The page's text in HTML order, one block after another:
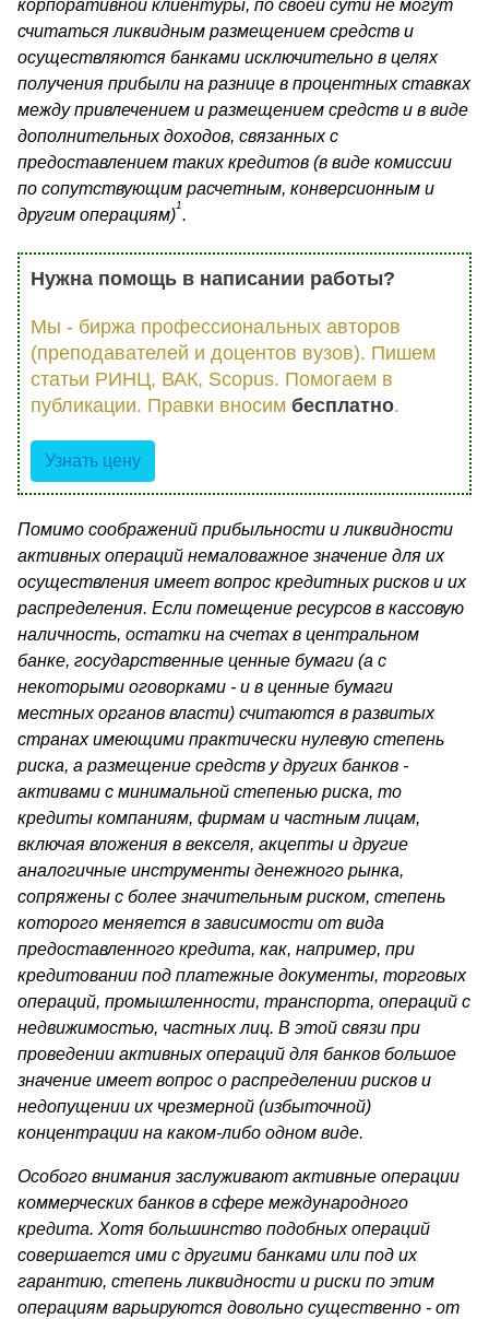
корпоративной клиен­туры, по своей сути не могут
считаться ликвидным размещением средств и
осуществляются банками исключительно в целях
получе­ния прибыли на разнице в процентных ставках
между привлечением и размещением средств и в виде
дополнительных доходов, связанных с
предоставлением таких кредитов (в виде комиссии
по сопут­ствующим расчетным, конверсионным и
другим операциям)
1
.
Нужна помощь в написании работы?
Мы - биржа профессиональных авторов
(преподавателей и доцентов вузов). Пишем
статьи РИНЦ, ВАК, Scopus. Помогаем в
публикации. Правки вносим бесплатно.
Узнать цену
Помимо соображений прибыльности и ликвидности
активных операций немаловажное значение для их
осуществления имеет во­прос кредитных рисков и их
распределения. Если помещение ресурсов в кассовую
наличность, остатки на счетах в центральном
банке, государственные ценные бумаги (а с
некоторыми оговорками - и в ценные бумаги
местных органов власти) считаются в развитых
странах имеющими практически нулевую степень
риска, а размеще­ние средств у других банков -
активами с минимальной степенью риска, то
кредиты компаниям, фирмам и частным лицам,
включая вложения в векселя, акцепты и другие
аналогичные инструменты де­нежного рынка,
сопряжены с более значительным риском, степень
которого меняется в зависимости от вида
предоставленного кре­дита, как, например, при
кредитовании под платежные документы, торговых
операций, промышленности, транспорта, операций с
не­движимостью, частных лиц. В этой связи при
проведении активных операций для банков большое
значение имеет вопрос о распределении рисков и
недопущении их чрезмерной (избыточной)
концентрации на каком-либо одном виде.
Особого внимания заслуживают активные операции
коммерче­ских банков в сфере международного
кредита. Хотя большинство подобных операций
совершается ими с другими банками или под их
гарантию, степень ликвидности и риски по этим
операциям варьи­руются довольно существенно - от